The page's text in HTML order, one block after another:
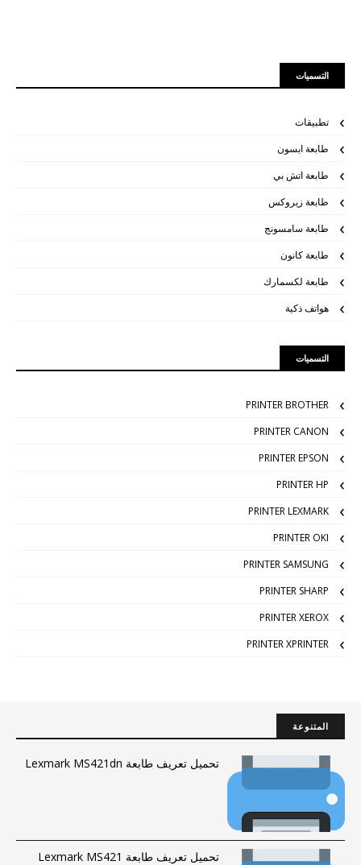
التسميات
تطبيقات
طابعة ابسون
طابعة اتش بي
طابعة زيروكس
طابعة سامسونج
طابعة كانون
طابعة لكسمارك
هواتف ذكية
التسميات
PRINTER BROTHER
PRINTER CANON
PRINTER EPSON
PRINTER HP
PRINTER LEXMARK
PRINTER OKI
PRINTER SAMSUNG
PRINTER SHARP
PRINTER XEROX
PRINTER XPRINTER
المتنوعة
تحميل تعريف طابعة Lexmark MS421dn
تحميل تعريف طابعة Lexmark MS421